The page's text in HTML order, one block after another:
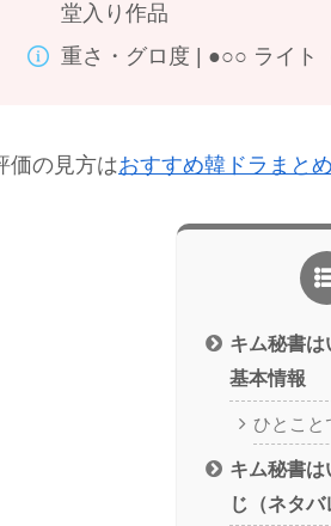
堂入り作品
重さ・グロ度 | ●○○ ライト
価の見方はおすすめ韓ドラまとめ
キム秘書は
基本情報
ひとこと
キム秘書
じ（ネタバ